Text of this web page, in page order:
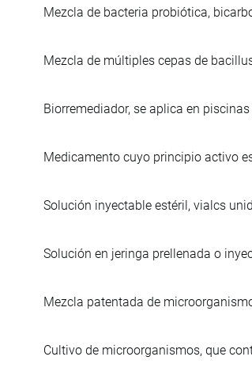
Mezcla de bacteria probiótica,
Mezcla de múltiples cepas de
Biorremediador, se aplica en
Medicamento cuyo principio activo
Solución inyectable estéril, vialcs
Solución en jeringa prellenada o
Mezcla patentada de
Cultivo de microorganismos, que